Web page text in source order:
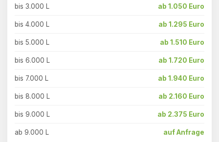
bis 3.000 L ab 1.050 Euro
bis 4.000 L ab 1.295 Euro
bis 5.000 L ab 1.510 Euro
bis 6.000 L ab 1.720 Euro
bis 7.000 L ab 1.940 Euro
bis 8.000 L ab 2.160 Euro
bis 9.000 L ab 2.375 Euro
ab 9.000 L auf Anfrage